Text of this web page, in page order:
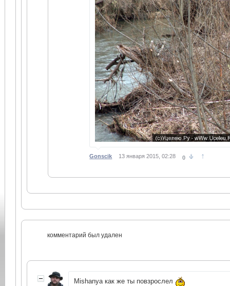
Gonscik 13 января 2015, 02:28 0 ↑
комментарий был удален
Mishanya как же ты повзрослел